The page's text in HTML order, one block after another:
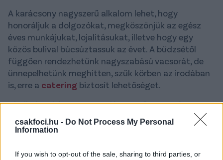
csakfoci.hu - Do Not Process My Personal
Information
If you wish to opt-out of the sale, sharing to third parties, or
A karácsony nagyszerű alkalom lehet, hogy
honoráljuk a dolgozókat, megköszönjük az egész
éves munkájukat, lojalitásukat, illetve hogy egy
közös bulival búcsúztassuk az évet. A büdzsétől
függően rendezhetünk nagyszabású vacsorát, de
ünnepelhetünk meghitten, szűk körben az irodában
is, erre a catering biztosít lehetőséget.
Jó alkalom lehet az ünneplésre a nőnap, a céges
jubileumok, egy-egy nagyobb projekt sikeres
lezárása, de közelebbi, baráti jellegű munkahelyi
az egyéni sikereket is szokás megünnepelni.